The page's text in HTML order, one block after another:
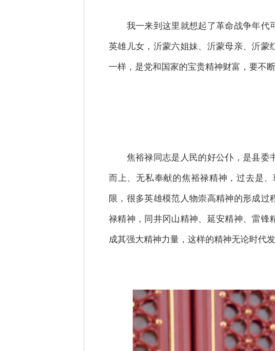
我一来到这里就想起了革命战争年代
英雄儿女，沂蒙六姐妹、沂蒙母亲、沂蒙
一样，是党和国家的宝贵精神财富，要不
焦裕禄同志是人民的好公仆，是县委
而上、无私奉献的焦裕禄精神，过去是
限，很多英雄模范人物崇高精神的形成
禄精神，同井冈山精神、延安精神、雷锋
成其强大精神力量，这样的精神无论时代